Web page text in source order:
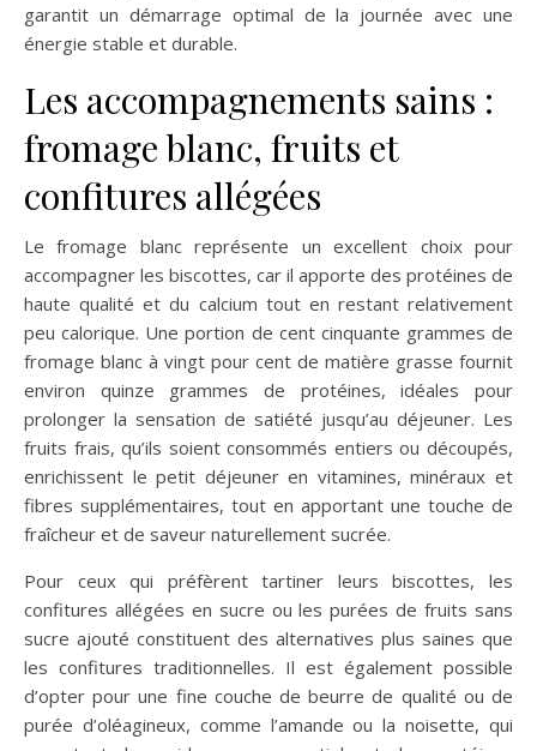
garantit un démarrage optimal de la journée avec une
énergie stable et durable.
Les accompagnements sains :
fromage blanc, fruits et
confitures allégées
Le fromage blanc représente un excellent choix pour
accompagner les biscottes, car il apporte des protéines de
haute qualité et du calcium tout en restant relativement
peu calorique. Une portion de cent cinquante grammes de
fromage blanc à vingt pour cent de matière grasse fournit
environ quinze grammes de protéines, idéales pour
prolonger la sensation de satiété jusqu’au déjeuner. Les
fruits frais, qu’ils soient consommés entiers ou découpés,
enrichissent le petit déjeuner en vitamines, minéraux et
fibres supplémentaires, tout en apportant une touche de
fraîcheur et de saveur naturellement sucrée.
Pour ceux qui préfèrent tartiner leurs biscottes, les
confitures allégées en sucre ou les purées de fruits sans
sucre ajouté constituent des alternatives plus saines que
les confitures traditionnelles. Il est également possible
d’opter pour une fine couche de beurre de qualité ou de
purée d’oléagineux, comme l’amande ou la noisette, qui